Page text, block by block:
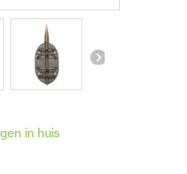
in huis